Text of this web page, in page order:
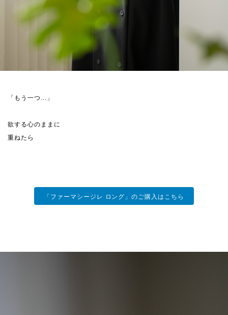
「もう一つ...」
欲する心のままに
重ねたら
「ファーマシージレ ロング」のご購入はこちら